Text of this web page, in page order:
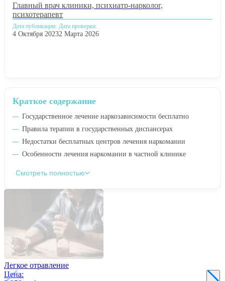
Краткое содержание
Государственное лечение наркозависимости бесплатно
Правила терапии в государственных диспансерах
Недостатки бесплатных центров лечения наркомании
Особенности лечения наркомании в частной клинике
Смотреть полностью
Главный врач клиники, психиатр-нарколог,
психотерапевт
Дата публикации:
4 Октября 2023
Дата проверки:
2 Марта 2026
Легкое отравление
Цена: